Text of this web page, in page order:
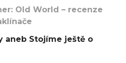
Old World – recenze
aneb Stojíme ještě o